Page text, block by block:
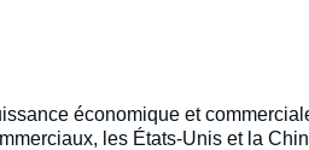
économique et
les États-Unis et la